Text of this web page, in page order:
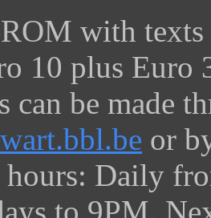
with
10 plus Euro
can be made
or
hours: Daily
to 9PM.